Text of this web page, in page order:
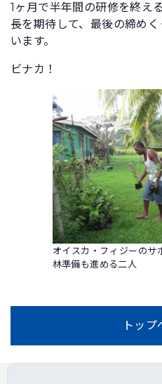
1ヶ月で半年間の研修を終え
長を期待して、最後の締め
います。
ビナカ！
オイスカ・フィジーのサ
林準備も進める二人
トップ